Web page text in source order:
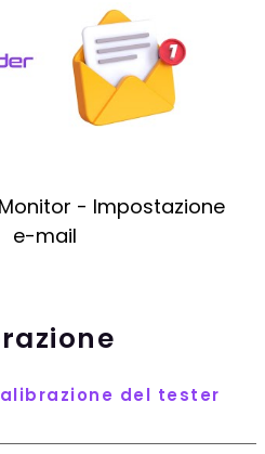
Monitor - Impostazione
e-mail
del tester